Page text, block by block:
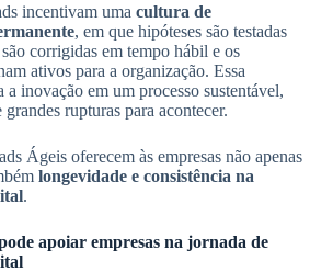
incentivam uma cultura de
, em que hipóteses são testadas
corrigidas em tempo hábil e os
ativos para a organização. Essa
a inovação em um processo sustentável,
rupturas para acontecer.
Ágeis oferecem às empresas não apenas
longevidade e consistência na
.
apoiar empresas na jornada de